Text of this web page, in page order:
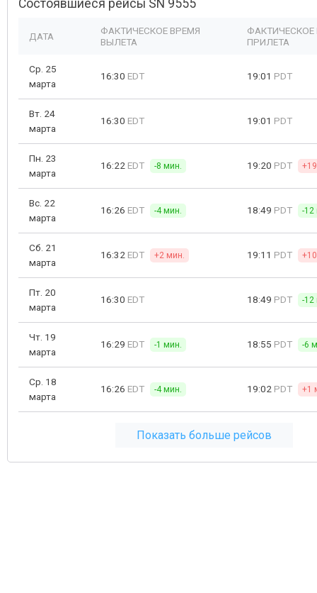
Состоявшиеся рейсы SN 9555
ДАТА
ФАКТИЧЕСКОЕ ВРЕМЯ
ВЫЛЕТА
ФАКТИЧЕСКОЕ
ПРИЛЕТА
Ср. 25
марта
16:30 EDT 19:01 PDT
Вт. 24
марта
16:30 EDT 19:01 PDT
Пн. 23
марта
16:22 EDT -8 мин. 19:20 PDT
Вс. 22
марта
16:26 EDT -4 мин. 18:49 PDT -12
Сб. 21
марта
16:32 EDT +2 мин. 19:11 PDT
Пт. 20
марта
16:30 EDT 18:49 PDT -12
Чт. 19
марта
16:29 EDT -1 мин. 18:55 PDT -6
Ср. 18
марта
16:26 EDT -4 мин. 19:02 PDT +1
Показать больше рейсов